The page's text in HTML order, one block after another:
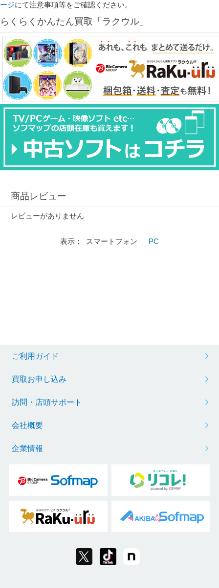
ージにて注意事項等をご確認ください。
らくらくかんたん買取「ラクウル」
商品レビュー
レビューがありません
表示： スマートフォン ｜ PC
ご利用ガイド
買取お申し込み
訪問・店頭サポート
会社概要
企業情報